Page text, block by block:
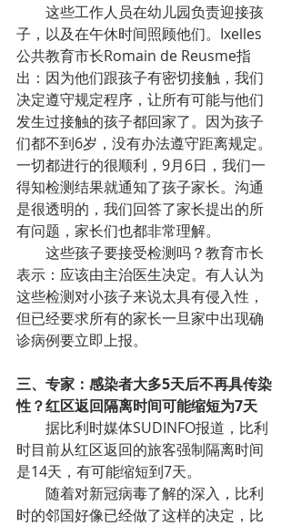
这些工作人员在幼儿园负责迎接孩
子，以及在午休时间照顾他们。Ixelles
公共教育市长Romain de Reusme指
出：因为他们跟孩子有密切接触，我们
决定遵守规定程序，让所有可能与他们
发生过接触的孩子都回家了。因为孩子
们都不到6岁，没有办法遵守距离规定。
一切都进行的很顺利，9月6日，我们一
得知检测结果就通知了孩子家长。沟通
是很透明的，我们回答了家长提出的所
有问题，家长们也都非常理解。
这些孩子要接受检测吗？教育市长
表示：应该由主治医生决定。有人认为
这些检测对小孩子来说太具有侵入性，
但已经要求所有的家长一旦家中出现确
诊病例要立即上报。
三、专家：感染者大多5天后不再具传染
性？红区返回隔离时间可能缩短为7天
据比利时媒体SUDINFO报道，比利
时目前从红区返回的旅客强制隔离时间
是14天，有可能缩短到7天。
随着对新冠病毒了解的深入，比利
时的邻国好像已经做了这样的决定，比